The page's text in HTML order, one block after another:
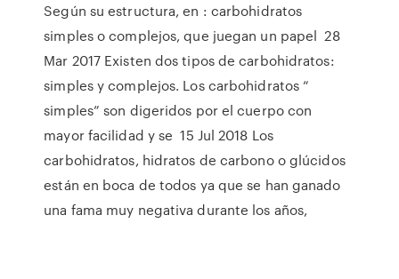
Según su estructura, en : carbohidratos
simples o complejos, que juegan un papel 28
Mar 2017 Existen dos tipos de carbohidratos:
simples y complejos. Los carbohidratos “
simples” son digeridos por el cuerpo con
mayor facilidad y se 15 Jul 2018 Los
carbohidratos, hidratos de carbono o glúcidos
están en boca de todos ya que se han ganado
una fama muy negativa durante los años,